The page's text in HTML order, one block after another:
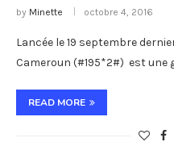
by Minette octobre 4, 2016
Lancée le 19 septembre
Cameroun (#195*2#) est une
READ MORE